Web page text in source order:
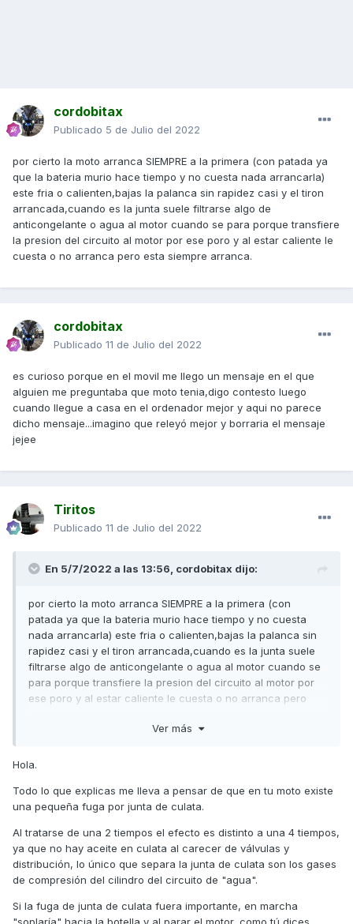
cordobitax
Publicado 5 de Julio del 2022
por cierto la moto arranca SIEMPRE a la primera (con patada ya
que la bateria murio hace tiempo y no cuesta nada arrancarla)
este fria o calienten,bajas la palanca sin rapidez casi y el tiron
arrancada,cuando es la junta suele filtrarse algo de
anticongelante o agua al motor cuando se para porque transfiere
la presion del circuito al motor por ese poro y al estar caliente le
cuesta o no arranca pero esta siempre arranca.
cordobitax
Publicado 11 de Julio del 2022
es curioso porque en el movil me llego un mensaje en el que
alguien me preguntaba que moto tenia,digo contesto luego
cuando llegue a casa en el ordenador mejor y aqui no parece
dicho mensaje...imagino que releyó mejor y borraria el mensaje
jejee
Tiritos
Publicado 11 de Julio del 2022
En 5/7/2022 a las 13:56, cordobitax dijo:
por cierto la moto arranca SIEMPRE a la primera (con
patada ya que la bateria murio hace tiempo y no cuesta
nada arrancarla) este fria o calienten,bajas la palanca sin
rapidez casi y el tiron arrancada,cuando es la junta suele
filtrarse algo de anticongelante o agua al motor cuando se
para porque transfiere la presion del circuito al motor por
ese poro y al estar caliente le cuesta o no arranca pero
Ver más
Hola.
Todo lo que explicas me lleva a pensar de que en tu moto existe
una pequeña fuga por junta de culata.
Al tratarse de una 2 tiempos el efecto es distinto a una 4 tiempos,
ya que no hay aceite en culata al carecer de válvulas y
distribución, lo único que separa la junta de culata son los gases
de compresión del cilindro del circuito de "agua".
Si la fuga de junta de culata fuera importante, en marcha